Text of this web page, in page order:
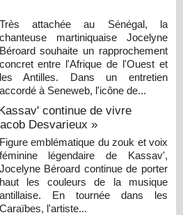
Très attachée au Sénégal, la
chanteuse martiniquaise Jocelyne
Béroard souhaite un rapprochement
concret entre l'Afrique de l'Ouest et
les Antilles. Dans un entretien
accordé à Seneweb, l'icône de...
continue de vivre
Desvarieux »
Figure emblématique du zouk et voix
féminine légendaire de Kassav',
Jocelyne Béroard continue de porter
haut les couleurs de la musique
antillaise. En tournée dans les
Caraïbes, l'artiste...